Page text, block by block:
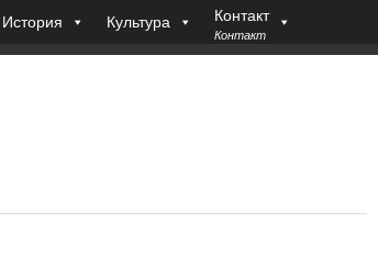
История Культура Контакт
Контакт